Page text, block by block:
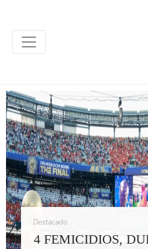
DURANTE